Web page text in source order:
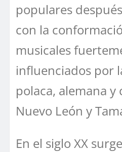
populares
con la
musicales
influenciados por
polaca, alemana y
Nuevo León y
En el siglo XX